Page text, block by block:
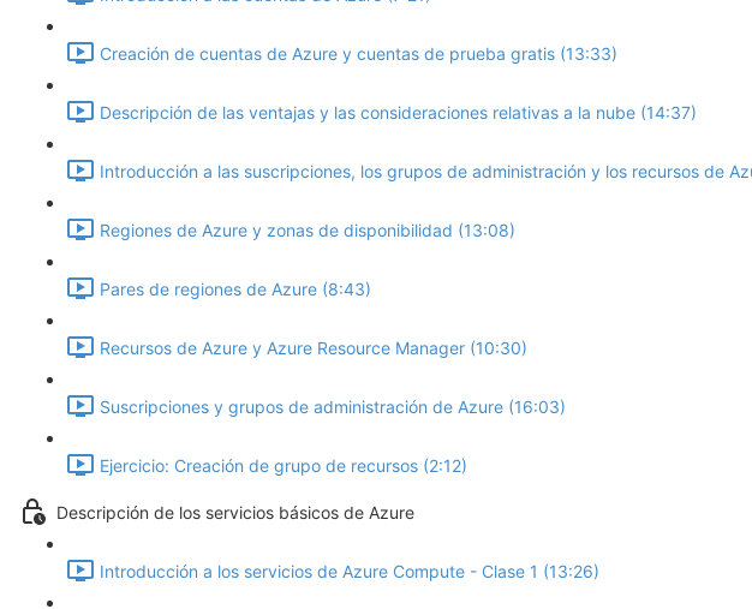
Creación de cuentas de Azure y cuentas de prueba gratis (13:33)
Descripción de las ventajas y las consideraciones relativas a la nube (14:37)
Introducción a las suscripciones, los grupos de administración y los recursos de
Regiones de Azure y zonas de disponibilidad (13:08)
Pares de regiones de Azure (8:43)
Recursos de Azure y Azure Resource Manager (10:30)
Suscripciones y grupos de administración de Azure (16:03)
Ejercicio: Creación de grupo de recursos (2:12)
Descripción de los servicios básicos de Azure
Introducción a los servicios de Azure Compute - Clase 1 (13:26)